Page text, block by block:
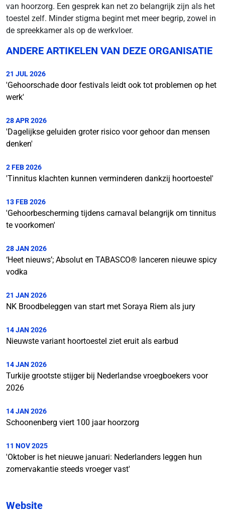
van hoorzorg. Een gesprek kan net zo belangrijk zijn als het
toestel zelf. Minder stigma begint met meer begrip, zowel in
de spreekkamer als op de werkvloer.
ANDERE ARTIKELEN VAN DEZE ORGANISATIE
21 JUL 2026
'Gehoorschade door festivals leidt ook tot problemen op het
werk'
28 APR 2026
'Dagelijkse geluiden groter risico voor gehoor dan mensen
denken'
2 FEB 2026
'Tinnitus klachten kunnen verminderen dankzij hoortoestel'
13 FEB 2026
'Gehoorbescherming tijdens carnaval belangrijk om tinnitus
te voorkomen'
28 JAN 2026
‘Heet nieuws’; Absolut en TABASCO® lanceren nieuwe spicy
vodka
21 JAN 2026
NK Broodbeleggen van start met Soraya Riem als jury
14 JAN 2026
Nieuwste variant hoortoestel ziet eruit als earbud
14 JAN 2026
Turkije grootste stijger bij Nederlandse vroegboekers voor
2026
14 JAN 2026
Schoonenberg viert 100 jaar hoorzorg
11 NOV 2025
'Oktober is het nieuwe januari: Nederlanders leggen hun
zomervakantie steeds vroeger vast'
Website